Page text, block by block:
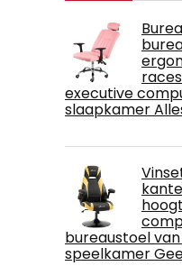
executive
slaapkamer
bureaustoel
speelkamer